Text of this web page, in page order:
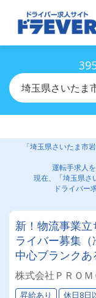
埼玉県さいたま
「埼玉県さいたま市
運転手求人
現在、「埼玉県さ
ドライバー
新！物流事業
ライバー募集
中心ブランクあ
株式会社ＰＲＯＭ
昇給あり 休日8日